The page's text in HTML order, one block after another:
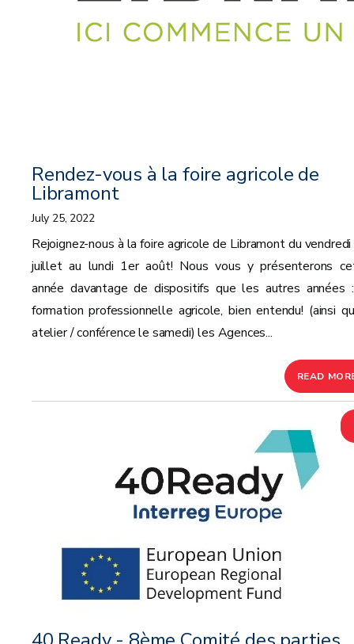
Rendez-vous à la foire agricole de
Libramont
July 25, 2022
Rejoignez-nous à la foire agricole de Libramont du
juillet au lundi 1er août! Nous vous y présenterons
année davantage de dispositifs que les autres années
formation professionnelle agricole, bien entendu! (ainsi
atelier / conférence le samedi) les Agences...
READ